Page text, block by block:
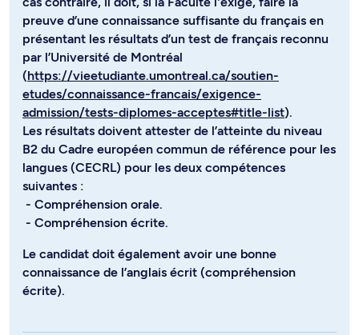
preuve d’une connaissance suffisante du français en
présentant les résultats d’un test de français reconnu
par l’Université de Montréal
(https://vieetudiante.umontreal.ca/soutien-
etudes/connaissance-francais/exigence-
admission/tests-diplomes-acceptes#title-list).
Les résultats doivent attester de l’atteinte du niveau
B2 du Cadre européen commun de référence pour les
langues (CECRL) pour les deux compétences
suivantes :
- Compréhension orale.
- Compréhension écrite.
Le candidat doit également avoir une bonne
connaissance de l’anglais écrit (compréhension
écrite).